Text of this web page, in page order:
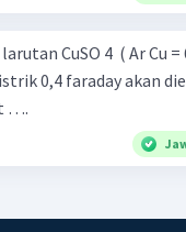
CuSO 4 ​ ( Ar Cu =
0,4 faraday akan
….